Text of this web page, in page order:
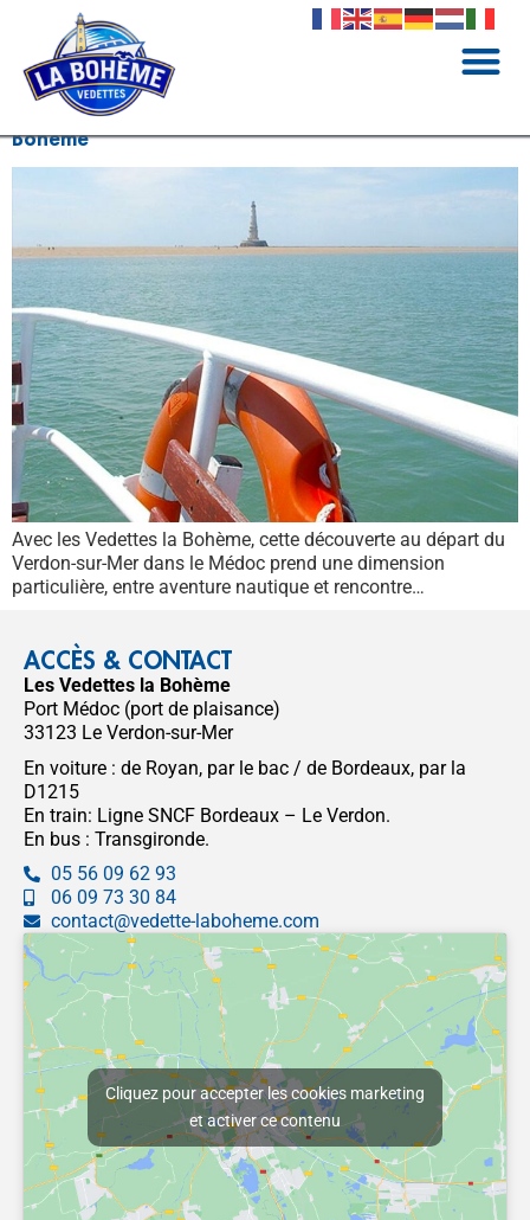
Visiter le phare de Cordouan avec les Vedettes la
Bohème
Avec les Vedettes la Bohème, cette découverte au départ du
Verdon-sur-Mer dans le Médoc prend une dimension
particulière, entre aventure nautique et rencontre…
ACCÈS & CONTACT
Les Vedettes la Bohème
Port Médoc (port de plaisance)
33123 Le Verdon-sur-Mer
En voiture : de Royan, par le bac / de Bordeaux, par la
D1215
En train: Ligne SNCF Bordeaux – Le Verdon.
En bus : Transgironde.
05 56 09 62 93
06 09 73 30 84
contact@vedette-laboheme.com
Cliquez pour accepter les cookies marketing
et activer ce contenu